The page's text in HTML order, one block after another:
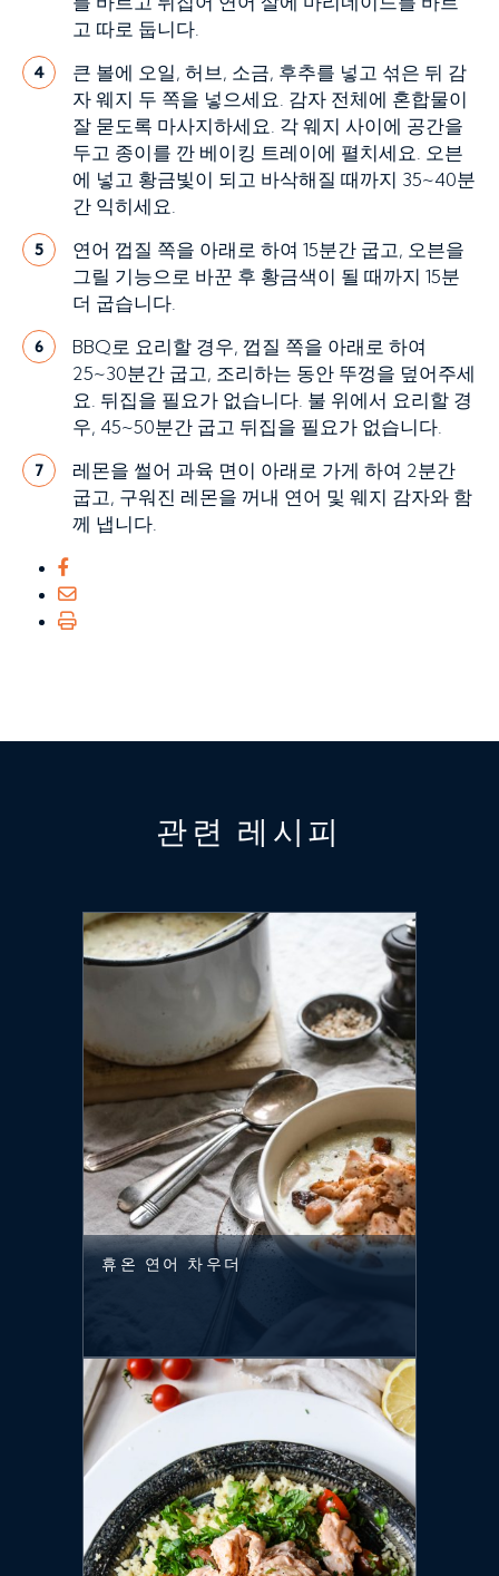
고 따로 둡니다.
4
큰 볼에 오일, 허브, 소금, 후추를 넣고 섞은 뒤 감
자 웨지 두 쪽을 넣으세요. 감자 전체에 혼합물이
잘 묻도록 마사지하세요. 각 웨지 사이에 공간을
두고 종이를 깐 베이킹 트레이에 펼치세요. 오븐
에 넣고 황금빛이 되고 바삭해질 때까지 35~40분
간 익히세요.
5
연어 껍질 쪽을 아래로 하여 15분간 굽고, 오븐을
그릴 기능으로 바꾼 후 황금색이 될 때까지 15분
더 굽습니다.
6
BBQ로 요리할 경우, 껍질 쪽을 아래로 하여
25~30분간 굽고, 조리하는 동안 뚜껑을 덮어주세
요. 뒤집을 필요가 없습니다. 불 위에서 요리할 경
우, 45~50분간 굽고 뒤집을 필요가 없습니다.
7
레몬을 썰어 과육 면이 아래로 가게 하여 2분간
굽고, 구워진 레몬을 꺼내 연어 및 웨지 감자와 함
께 냅니다.
관련 레시피
휴온 연어 차우더